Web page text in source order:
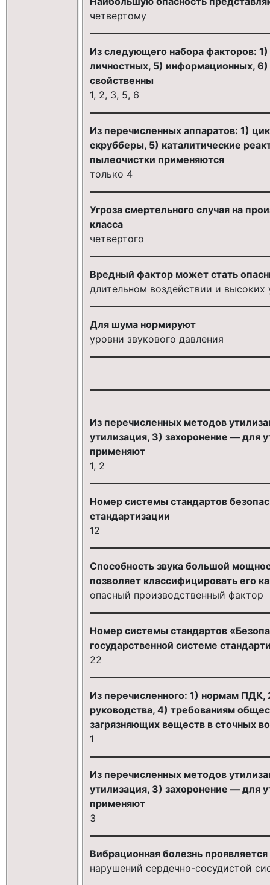
четвертому
Из следующего набора факторов:
личностных, 5) информационных,
свойственны
1, 2, 3, 5, 6
Из перечисленных аппаратов: 1)
скрубберы, 5) каталитические
пылеочистки применяются
только 4
Угроза смертельного случая на
класса
четвертого
Вредный фактор может стать
длительном воздействии и высоких
Для шума нормируют
уровни звукового давления
Из перечисленных методов
утилизация, 3) захоронение — для
применяют
1, 2
Номер системы стандартов
стандартизации
12
Способность звука большой
позволяет классифицировать его
опасный производственный фактор
Номер системы стандартов
государственной системе
22
Из перечисленного: 1) нормам
руководства, 4) требованиям
загрязняющих веществ в сточных
1
Из перечисленных методов
утилизация, 3) захоронение — для
применяют
3
Вибрационная болезнь
нарушений сердечно-сосудистой